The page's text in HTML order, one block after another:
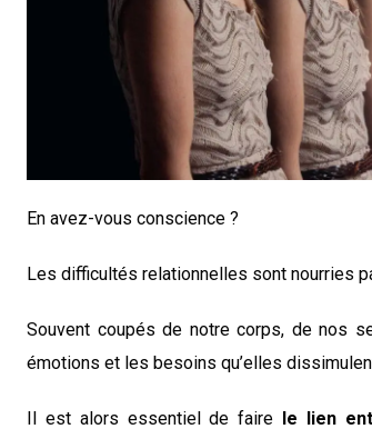
En avez-vous conscience ?
Les difficultés relationnelles sont nourries
Souvent coupés de notre corps, de nos
émotions et les besoins qu’elles
Il est alors essentiel de faire le lien